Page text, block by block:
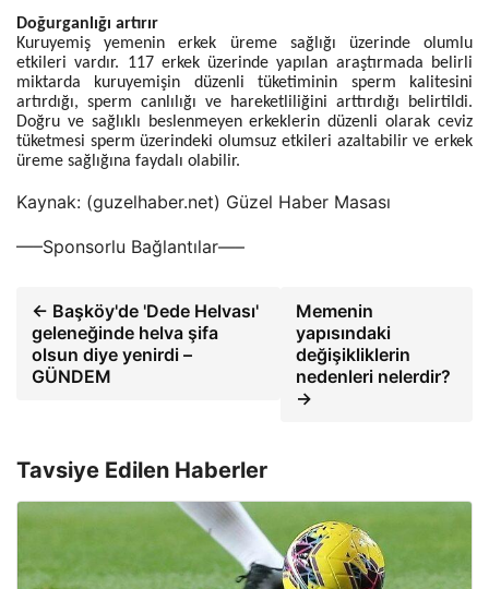
Doğurganlığı artırır
Kuruyemiş yemenin erkek üreme sağlığı üzerinde olumlu
etkileri vardır. 117 erkek üzerinde yapılan araştırmada belirli
miktarda kuruyemişin düzenli tüketiminin sperm kalitesini
artırdığı, sperm canlılığı ve hareketliliğini arttırdığı belirtildi.
Doğru ve sağlıklı beslenmeyen erkeklerin düzenli olarak ceviz
tüketmesi sperm üzerindeki olumsuz etkileri azaltabilir ve erkek
üreme sağlığına faydalı olabilir.
Kaynak: (guzelhaber.net) Güzel Haber Masası
—–Sponsorlu Bağlantılar—–
← Başköy'de 'Dede Helvası'
geleneğinde helva şifa
olsun diye yenirdi –
GÜNDEM
Memenin
yapısındaki
değişikliklerin
nedenleri nelerdir?
→
Tavsiye Edilen Haberler